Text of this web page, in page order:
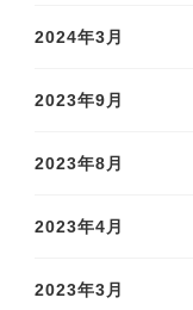
2024年3月
2023年9月
2023年8月
2023年4月
2023年3月